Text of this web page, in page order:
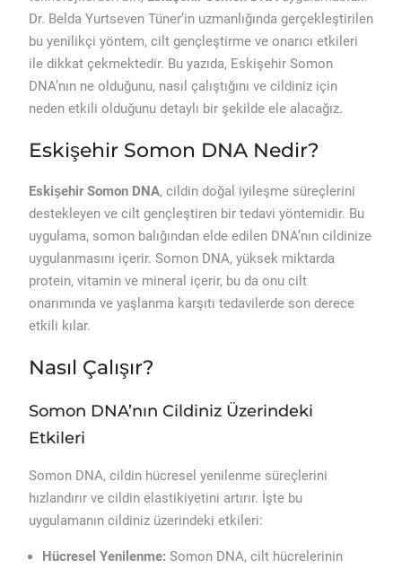
Dr. Belda Yurtseven Tüner’in uzmanlığında gerçekleştirilen
bu yenilikçi yöntem, cilt gençleştirme ve onarıcı etkileri
ile dikkat çekmektedir. Bu yazıda, Eskişehir Somon
DNA’nın ne olduğunu, nasıl çalıştığını ve cildiniz için
neden etkili olduğunu detaylı bir şekilde ele alacağız.
Eskişehir Somon DNA Nedir?
Eskişehir Somon DNA, cildin doğal iyileşme süreçlerini
destekleyen ve cilt gençleştiren bir tedavi yöntemidir. Bu
uygulama, somon balığından elde edilen DNA’nın cildinize
uygulanmasını içerir. Somon DNA, yüksek miktarda
protein, vitamin ve mineral içerir, bu da onu cilt
onarımında ve yaşlanma karşıtı tedavilerde son derece
etkili kılar.
Nasıl Çalışır?
Somon DNA’nın Cildiniz Üzerindeki
Etkileri
Somon DNA, cildin hücresel yenilenme süreçlerini
hızlandırır ve cildin elastikiyetini artırır. İşte bu
uygulamanın cildiniz üzerindeki etkileri:
Hücresel Yenilenme: Somon DNA, cilt hücrelerinin